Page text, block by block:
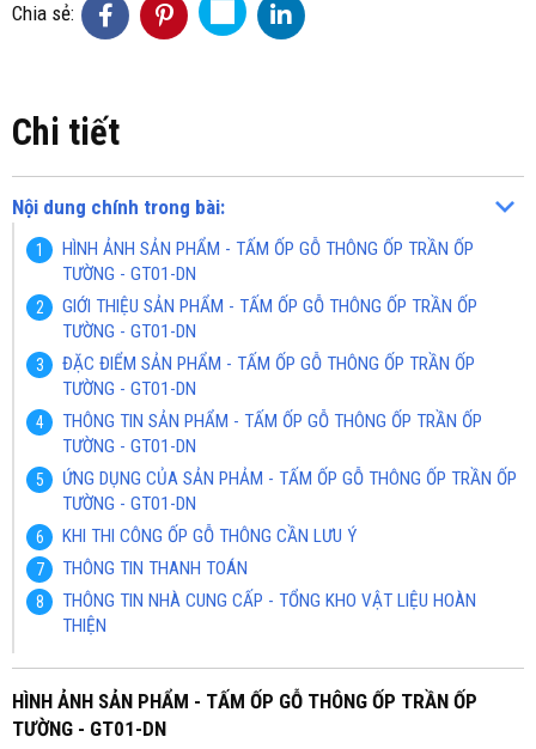
Chia sẻ:
Chi tiết
Nội dung chính trong bài:
HÌNH ẢNH SẢN PHẨM - TẤM ỐP GỖ THÔNG ỐP TRẦN ỐP
TƯỜNG - GT01-DN
GIỚI THIỆU SẢN PHẨM - TẤM ỐP GỖ THÔNG ỐP TRẦN ỐP
TƯỜNG - GT01-DN
ĐẶC ĐIỂM SẢN PHẨM - TẤM ỐP GỖ THÔNG ỐP TRẦN ỐP
TƯỜNG - GT01-DN
THÔNG TIN SẢN PHẨM - TẤM ỐP GỖ THÔNG ỐP TRẦN ỐP
TƯỜNG - GT01-DN
ỨNG DỤNG CỦA SẢN PHẢM - TẤM ỐP GỖ THÔNG ỐP TRẦN ỐP
TƯỜNG - GT01-DN
KHI THI CÔNG ỐP GỖ THÔNG CẦN LƯU Ý
THÔNG TIN THANH TOÁN
THÔNG TIN NHÀ CUNG CẤP - TỔNG KHO VẬT LIỆU HOÀN
THIỆN
HÌNH ẢNH SẢN PHẨM - TẤM ỐP GỖ THÔNG ỐP TRẦN ỐP
TƯỜNG - GT01-DN